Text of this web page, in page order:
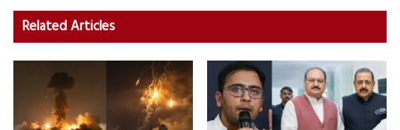
Related Articles